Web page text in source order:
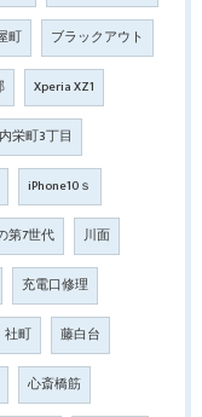
町 ブラックアウト
Xperia XZ1
栄町3丁目
iPhone10ｓ
第7世代 川面
充電口修理
社町 藤白台
心斎橋筋